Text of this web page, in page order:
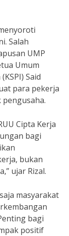
Salah
UMP
Umum
Said
para pekerja
Cipta Kerja
bagi
bukan
ujar Rizal.
masyarakat
bagi
positif